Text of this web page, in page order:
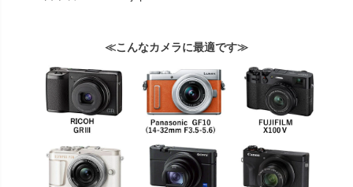
≪こんなカメラに最適です≫